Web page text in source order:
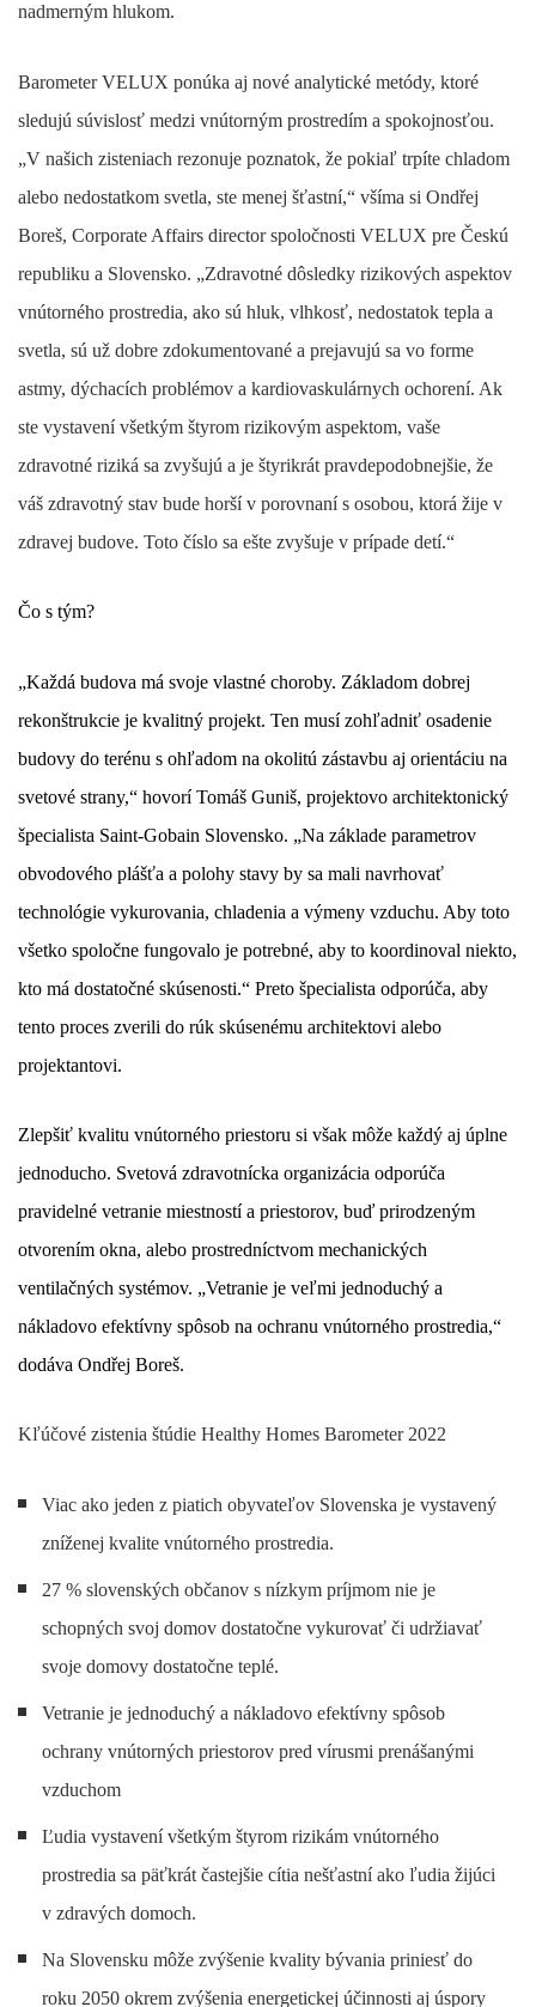
nadmerným hlukom.
Barometer VELUX ponúka aj nové analytické metódy, ktoré
sledujú súvislosť medzi vnútorným prostredím a spokojnosťou.
„V našich zisteniach rezonuje poznatok, že pokiaľ trpíte chladom
alebo nedostatkom svetla, ste menej šťastní,“ všíma si Ondřej
Boreš, Corporate Affairs director spoločnosti VELUX pre Českú
republiku a Slovensko. „Zdravotné dôsledky rizikových aspektov
vnútorného prostredia, ako sú hluk, vlhkosť, nedostatok tepla a
svetla, sú už dobre zdokumentované a prejavujú sa vo forme
astmy, dýchacích problémov a kardiovaskulárnych ochorení. Ak
ste vystavení všetkým štyrom rizikovým aspektom, vaše
zdravotné riziká sa zvyšujú a je štyrikrát pravdepodobnejšie, že
váš zdravotný stav bude horší v porovnaní s osobou, ktorá žije v
zdravej budove. Toto číslo sa ešte zvyšuje v prípade detí.“
Čo s tým?
„Každá budova má svoje vlastné choroby. Základom dobrej
rekonštrukcie je kvalitný projekt. Ten musí zohľadniť osadenie
budovy do terénu s ohľadom na okolitú zástavbu aj orientáciu na
svetové strany,“ hovorí Tomáš Guniš, projektovo architektonický
špecialista Saint-Gobain Slovensko. „Na základe parametrov
obvodového plášťa a polohy stavy by sa mali navrhovať
technológie vykurovania, chladenia a výmeny vzduchu. Aby toto
všetko spoločne fungovalo je potrebné, aby to koordinoval niekto,
kto má dostatočné skúsenosti.“ Preto špecialista odporúča, aby
tento proces zverili do rúk skúsenému architektovi alebo
projektantovi.
Zlepšiť kvalitu vnútorného priestoru si však môže každý aj úplne
jednoducho. Svetová zdravotnícka organizácia odporúča
pravidelné vetranie miestností a priestorov, buď prirodzeným
otvorením okna, alebo prostredníctvom mechanických
ventilačných systémov. „Vetranie je veľmi jednoduchý a
nákladovo efektívny spôsob na ochranu vnútorného prostredia,“
dodáva Ondřej Boreš.
Kľúčové zistenia štúdie Healthy Homes Barometer 2022
Viac ako jeden z piatich obyvateľov Slovenska je vystavený
zníženej kvalite vnútorného prostredia.
27 % slovenských občanov s nízkym príjmom nie je
schopných svoj domov dostatočne vykurovať či udržiavať
svoje domovy dostatočne teplé.
Vetranie je jednoduchý a nákladovo efektívny spôsob
ochrany vnútorných priestorov pred vírusmi prenášanými
vzduchom
Ľudia vystavení všetkým štyrom rizikám vnútorného
prostredia sa päťkrát častejšie cítia nešťastní ako ľudia žijúci
v zdravých domoch.
Na Slovensku môže zvýšenie kvality bývania priniesť do
roku 2050 okrem zvýšenia energetickej účinnosti aj úspory